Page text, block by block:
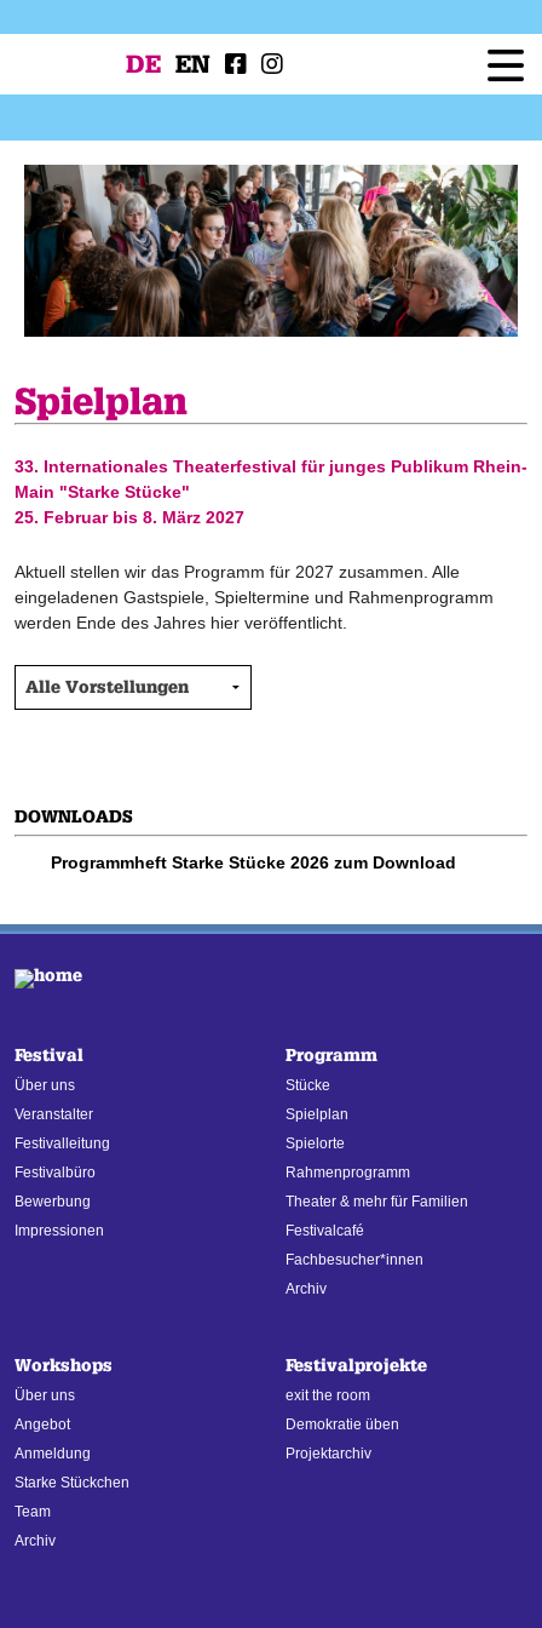
DE EN
Programm
Workshops
Festivalprojekte
Presse
Spielplan
33. Internationales Theaterfestival für junges Publikum Rhein-
Main "Starke Stücke"
25. Februar bis 8. März 2027
Aktuell stellen wir das Programm für 2027 zusammen. Alle
eingeladenen Gastspiele, Spieltermine und Rahmenprogramm
werden Ende des Jahres hier veröffentlicht.
DOWNLOADS
Programmheft Starke Stücke 2026 zum Download
Festival
Über uns
Veranstalter
Festivalleitung
Festivalbüro
Bewerbung
Impressionen
Programm
Stücke
Spielplan
Spielorte
Rahmenprogramm
Theater & mehr für Familien
Festivalcafé
Fachbesucher*innen
Archiv
Workshops
Über uns
Angebot
Anmeldung
Starke Stückchen
Team
Archiv
Festivalprojekte
exit the room
Demokratie üben
Projektarchiv